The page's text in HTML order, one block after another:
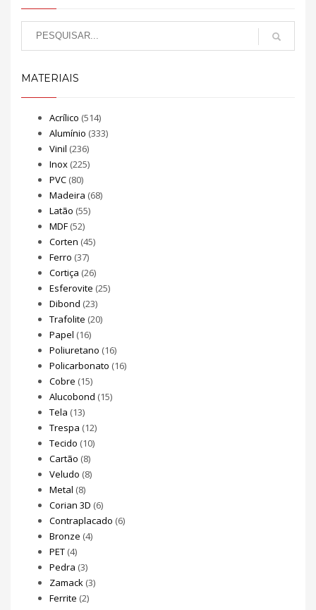
MATERIAIS
Acrílico (514)
Alumínio (333)
Vinil (236)
Inox (225)
PVC (80)
Madeira (68)
Latão (55)
MDF (52)
Corten (45)
Ferro (37)
Cortiça (26)
Esferovite (25)
Dibond (23)
Trafolite (20)
Papel (16)
Poliuretano (16)
Policarbonato (16)
Cobre (15)
Alucobond (15)
Tela (13)
Trespa (12)
Tecido (10)
Cartão (8)
Veludo (8)
Metal (8)
Corian 3D (6)
Contraplacado (6)
Bronze (4)
PET (4)
Pedra (3)
Zamack (3)
Ferrite (2)